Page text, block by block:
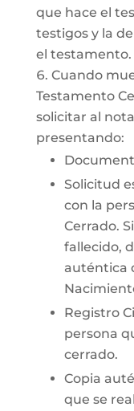
que hace el
testigos y la
el testamento.
Cuando
Testamento
solicitar al
presentando:
Solicitud
con la
Cerrado.
fallecido,
auténtica
Registro
persona
cerrado.
Copia
que se